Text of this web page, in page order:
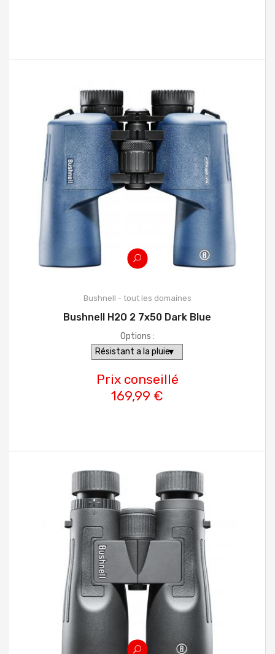
Bushnell - tout les domaines
Bushnell H2O 2 7x50 Dark Blue
Options :
Prix conseillé
169,99 €